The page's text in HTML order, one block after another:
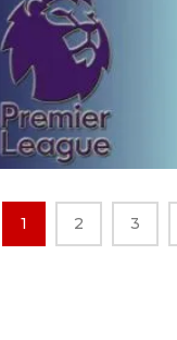
1 2 3